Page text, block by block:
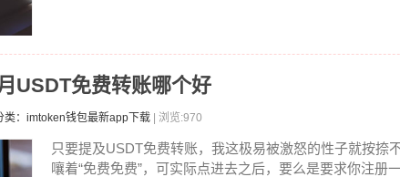
USDT免费转账哪个好
类：imtoken钱包最新app下载 | 浏览:970
只要提及USDT免费转账，我这极易被激怒的性子就按捺
嚷着“免费免费”，可实际点进去之后，要么是要求你注册